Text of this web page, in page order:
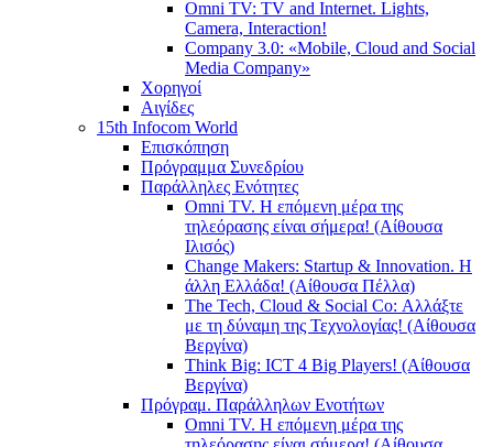
Omni TV: TV and Internet. Lights,
Camera, Interaction!
Company 3.0: «Mobile, Cloud and Social
Media Company»
Χορηγοί
Αιγίδες
15th Infocom World
Επισκόπηση
Πρόγραμμα Συνεδρίου
Παράλληλες Ενότητες
Omni TV. Η επόμενη μέρα της
τηλεόρασης είναι σήμερα! (Αίθουσα
Ιλισός)
Change Makers: Startup & Innovation. Η
άλλη Ελλάδα! (Αίθουσα Πέλλα)
The Tech, Cloud & Social Co: Αλλάξτε
με τη δύναμη της Τεχνολογίας! (Αίθουσα
Βεργίνα)
Think Big: ICT 4 Big Players! (Αίθουσα
Βεργίνα)
Πρόγραμ. Παράλληλων Ενοτήτων
Omni TV. Η επόμενη μέρα της